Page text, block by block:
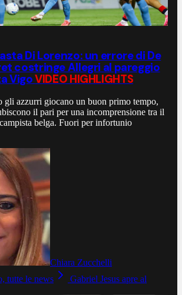
Di Lorenzo: un errore di De
costringe Allegri al pareggio
VigoVIDEO HIGHLIGHTS
gli azzurri giocano un buon primo tempo,
il pari per una incomprensione tra il
belga. Fuori per infortunio
Chiara Zucchelli
tutte le news
Gabriel Jesus apre al